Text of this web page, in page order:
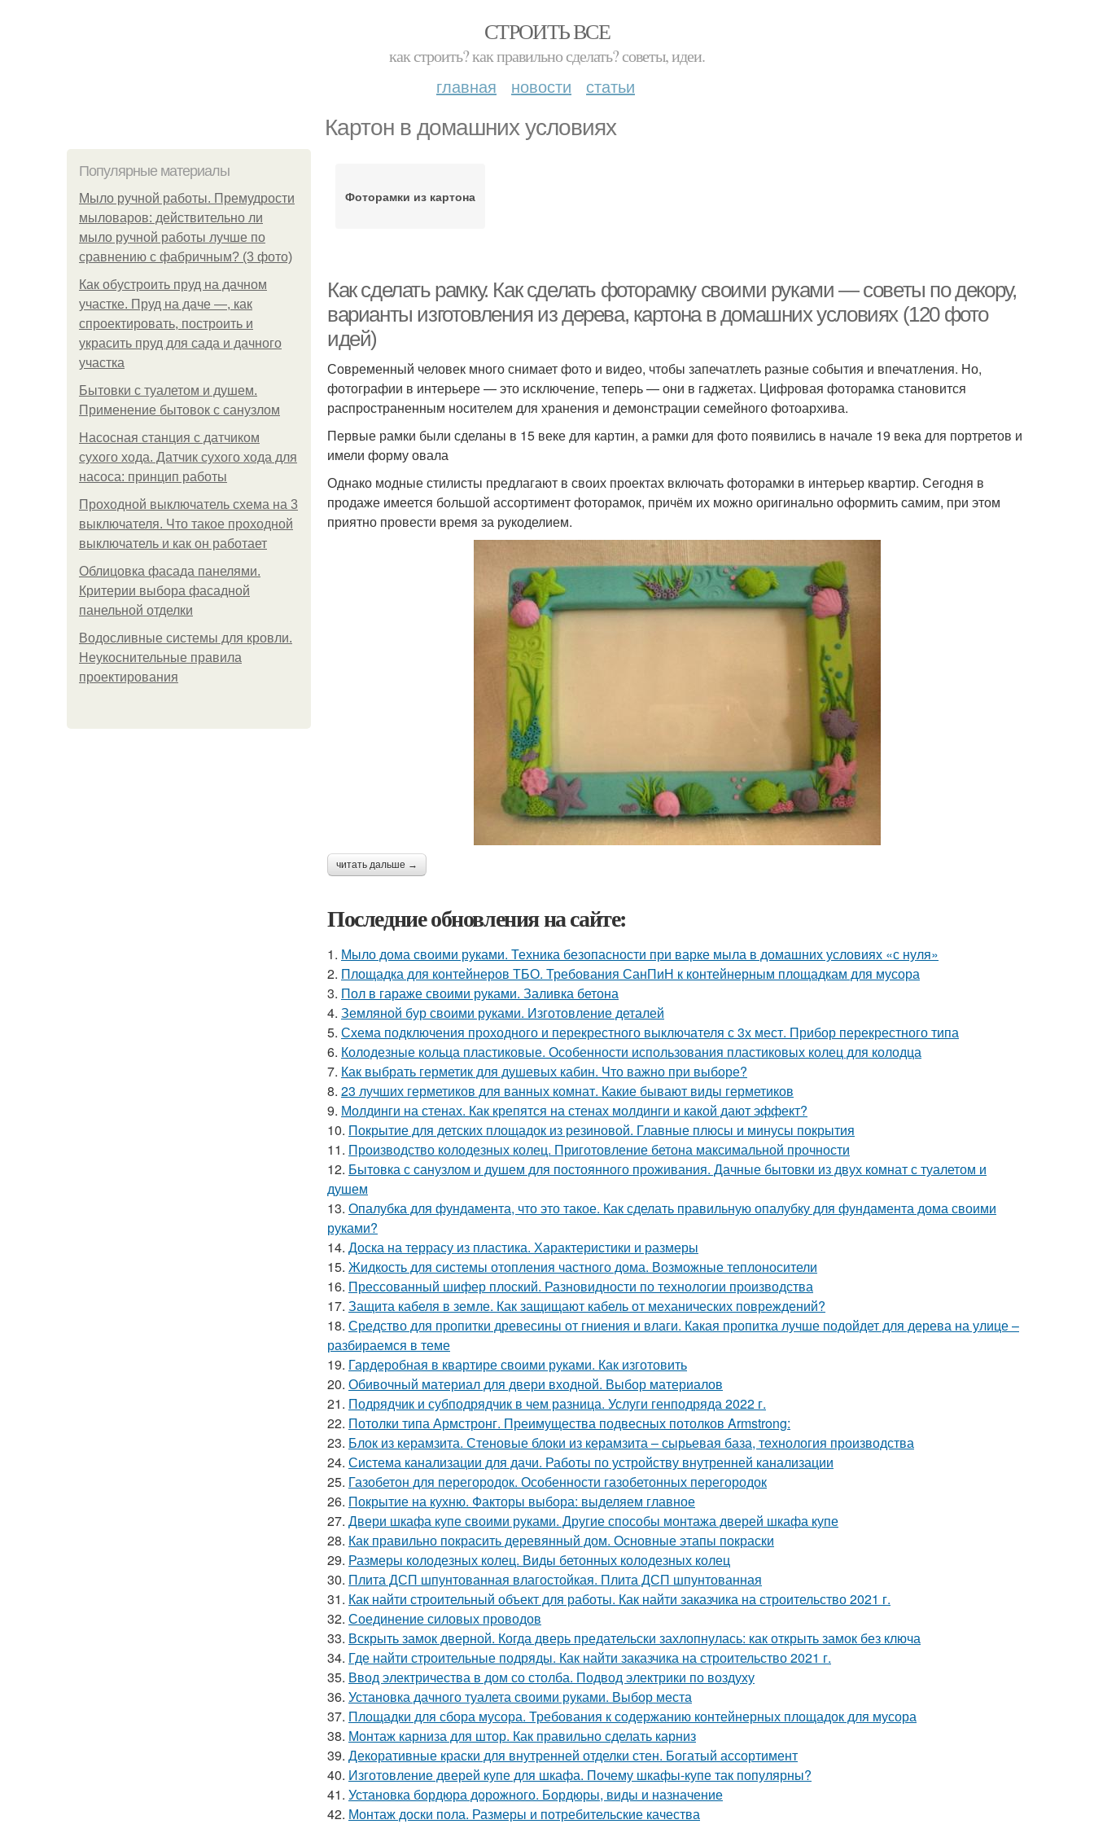
СТРОИТЬ ВСЕ
как строить? как правильно сделать? советы, идеи.
главная новости статьи
Картон в домашних условиях
Популярные материалы
Мыло ручной работы. Премудрости
мыловаров: действительно ли
мыло ручной работы лучше по
сравнению с фабричным? (3 фото)
Как обустроить пруд на дачном
участке. Пруд на даче —, как
спроектировать, построить и
украсить пруд для сада и дачного
участка
Бытовки с туалетом и душем.
Применение бытовок с санузлом
Насосная станция с датчиком
сухого хода. Датчик сухого хода для
насоса: принцип работы
Проходной выключатель схема на 3
выключателя. Что такое проходной
выключатель и как он работает
Облицовка фасада панелями.
Критерии выбора фасадной
панельной отделки
Водосливные системы для кровли.
Неукоснительные правила
проектирования
Фоторамки из картона
Как сделать рамку. Как сделать фоторамку своими руками — советы по декору,
варианты изготовления из дерева, картона в домашних условиях (120 фото
идей)
Современный человек много снимает фото и видео, чтобы запечатлеть разные события и впечатления. Но,
фотографии в интерьере — это исключение, теперь — они в гаджетах. Цифровая фоторамка становится
распространенным носителем для хранения и демонстрации семейного фотоархива.
Первые рамки были сделаны в 15 веке для картин, а рамки для фото появились в начале 19 века для портретов и
имели форму овала
Однако модные стилисты предлагают в своих проектах включать фоторамки в интерьер квартир. Сегодня в
продаже имеется большой ассортимент фоторамок, причём их можно оригинально оформить самим, при этом
приятно провести время за рукоделием.
читать дальше →
Последние обновления на сайте:
1. Мыло дома своими руками. Техника безопасности при варке мыла в домашних условиях «с нуля»
2. Площадка для контейнеров ТБО. Требования СанПиН к контейнерным площадкам для мусора
3. Пол в гараже своими руками. Заливка бетона
4. Земляной бур своими руками. Изготовление деталей
5. Схема подключения проходного и перекрестного выключателя с 3х мест. Прибор перекрестного типа
6. Колодезные кольца пластиковые. Особенности использования пластиковых колец для колодца
7. Как выбрать герметик для душевых кабин. Что важно при выборе?
8. 23 лучших герметиков для ванных комнат. Какие бывают виды герметиков
9. Молдинги на стенах. Как крепятся на стенах молдинги и какой дают эффект?
10. Покрытие для детских площадок из резиновой. Главные плюсы и минусы покрытия
11. Производство колодезных колец. Приготовление бетона максимальной прочности
12. Бытовка с санузлом и душем для постоянного проживания. Дачные бытовки из двух комнат с туалетом и
душем
13. Опалубка для фундамента, что это такое. Как сделать правильную опалубку для фундамента дома своими
руками?
14. Доска на террасу из пластика. Характеристики и размеры
15. Жидкость для системы отопления частного дома. Возможные теплоносители
16. Прессованный шифер плоский. Разновидности по технологии производства
17. Защита кабеля в земле. Как защищают кабель от механических повреждений?
18. Средство для пропитки древесины от гниения и влаги. Какая пропитка лучше подойдет для дерева на улице –
разбираемся в теме
19. Гардеробная в квартире своими руками. Как изготовить
20. Обивочный материал для двери входной. Выбор материалов
21. Подрядчик и субподрядчик в чем разница. Услуги генподряда 2022 г.
22. Потолки типа Армстронг. Преимущества подвесных потолков Armstrong:
23. Блок из керамзита. Стеновые блоки из керамзита – сырьевая база, технология производства
24. Система канализации для дачи. Работы по устройству внутренней канализации
25. Газобетон для перегородок. Особенности газобетонных перегородок
26. Покрытие на кухню. Факторы выбора: выделяем главное
27. Двери шкафа купе своими руками. Другие способы монтажа дверей шкафа купе
28. Как правильно покрасить деревянный дом. Основные этапы покраски
29. Размеры колодезных колец. Виды бетонных колодезных колец
30. Плита ДСП шпунтованная влагостойкая. Плита ДСП шпунтованная
31. Как найти строительный объект для работы. Как найти заказчика на строительство 2021 г.
32. Соединение силовых проводов
33. Вскрыть замок дверной. Когда дверь предательски захлопнулась: как открыть замок без ключа
34. Где найти строительные подряды. Как найти заказчика на строительство 2021 г.
35. Ввод электричества в дом со столба. Подвод электрики по воздуху
36. Установка дачного туалета своими руками. Выбор места
37. Площадки для сбора мусора. Требования к содержанию контейнерных площадок для мусора
38. Монтаж карниза для штор. Как правильно сделать карниз
39. Декоративные краски для внутренней отделки стен. Богатый ассортимент
40. Изготовление дверей купе для шкафа. Почему шкафы-купе так популярны?
41. Установка бордюра дорожного. Бордюры, виды и назначение
42. Монтаж доски пола. Размеры и потребительские качества